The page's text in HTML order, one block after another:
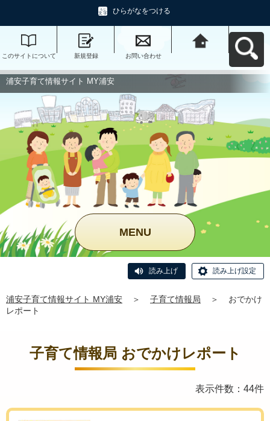
ひらがなをつける
このサイトについて 新規登録 お問い合わせ
浦安子育て情報サイト MY浦安
MENU
読み上げ 読み上げ設定
浦安子育て情報サイト MY浦安 ＞ 子育て情報局 ＞
おでかけ
レポート
子育て情報局 おでかけレポート
表示件数：44件